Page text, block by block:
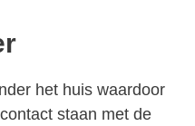
het huis waardoor
staan met de